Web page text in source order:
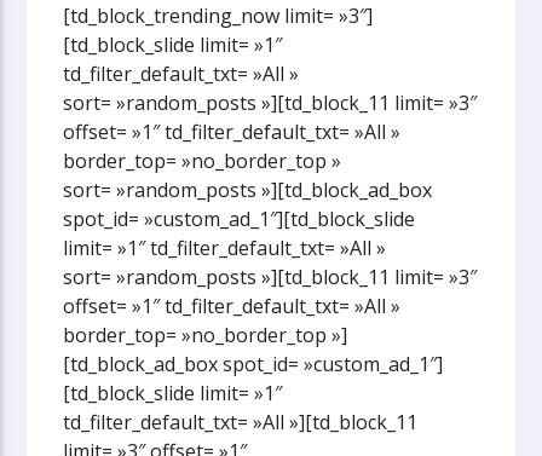
[td_block_trending_now limit= »3″]
[td_block_slide limit= »1″
td_filter_default_txt= »All »
sort= »random_posts »][td_block_11 limit= »3″
offset= »1″ td_filter_default_txt= »All »
border_top= »no_border_top »
sort= »random_posts »][td_block_ad_box
spot_id= »custom_ad_1″][td_block_slide
limit= »1″ td_filter_default_txt= »All »
sort= »random_posts »][td_block_11 limit= »3″
offset= »1″ td_filter_default_txt= »All »
border_top= »no_border_top »]
[td_block_ad_box spot_id= »custom_ad_1″]
[td_block_slide limit= »1″
td_filter_default_txt= »All »][td_block_11